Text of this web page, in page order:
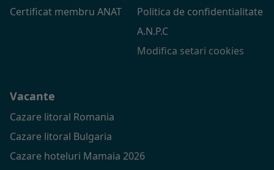
Certificat membru ANAT
Politica de confidentialitate
A.N.P.C
Modifica setari cookies
Vacante
Cazare litoral Romania
Cazare litoral Bulgaria
Cazare hoteluri Mamaia 2026